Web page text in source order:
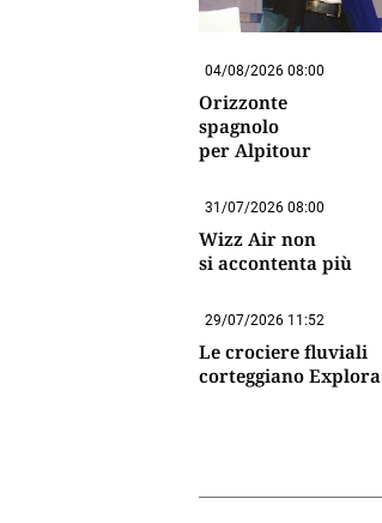
04/08/2026 08:00
Orizzonte
spagnolo
per Alpitour
31/07/2026 08:00
Wizz Air non
si accontenta più
29/07/2026 11:52
Le crociere fluviali
corteggiano Explora